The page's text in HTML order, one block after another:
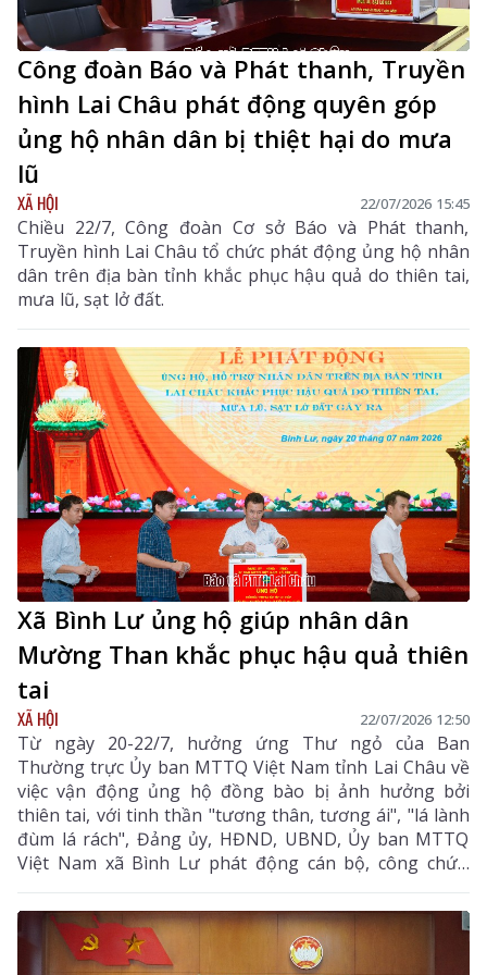
Công đoàn Báo và Phát thanh, Truyền
hình Lai Châu phát động quyên góp
ủng hộ nhân dân bị thiệt hại do mưa
lũ
XÃ HỘI 22/07/2026 15:45
Chiều 22/7, Công đoàn Cơ sở Báo và Phát thanh,
Truyền hình Lai Châu tổ chức phát động ủng hộ nhân
dân trên địa bàn tỉnh khắc phục hậu quả do thiên tai,
mưa lũ, sạt lở đất.
Xã Bình Lư ủng hộ giúp nhân dân
Mường Than khắc phục hậu quả thiên
tai
XÃ HỘI 22/07/2026 12:50
Từ ngày 20-22/7, hưởng ứng Thư ngỏ của Ban
Thường trực Ủy ban MTTQ Việt Nam tỉnh Lai Châu về
việc vận động ủng hộ đồng bào bị ảnh hưởng bởi
thiên tai, với tinh thần "tương thân, tương ái", "lá lành
đùm lá rách", Đảng ủy, HĐND, UBND, Ủy ban MTTQ
Việt Nam xã Bình Lư phát động cán bộ, công chức,
viên chức, đảng viên, các doanh nghiệp và nhân dân
trên địa bàn chung tay hỗ trợ đồng bào bị thiệt hại do
mưa lũ, sạt lở đất.